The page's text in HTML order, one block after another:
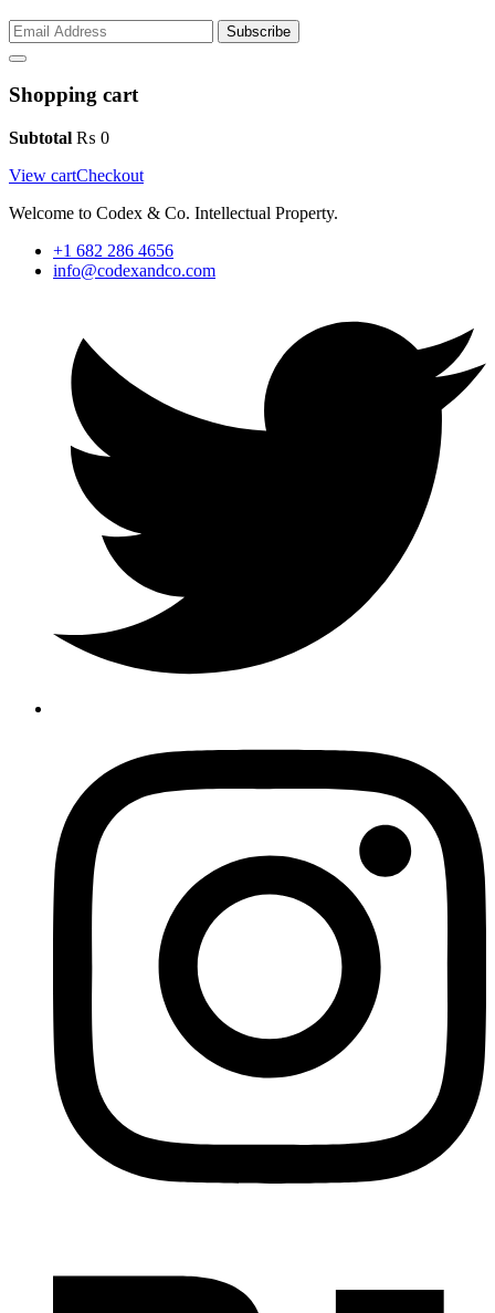
Subscribe
Shopping cart
Subtotal ₨ 0
View cartCheckout
Welcome to Codex & Co. Intellectual Property.
+1 682 286 4656
info@codexandco.com